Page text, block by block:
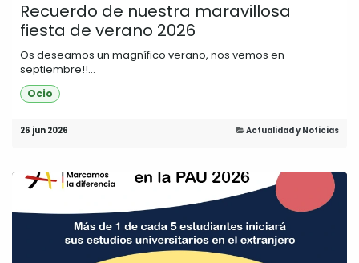
Recuerdo de nuestra maravillosa
fiesta de verano 2026
Os deseamos un magnífico verano, nos vemos en
septiembre!!...
Ocio
26 jun 2026 Actualidad y Noticias